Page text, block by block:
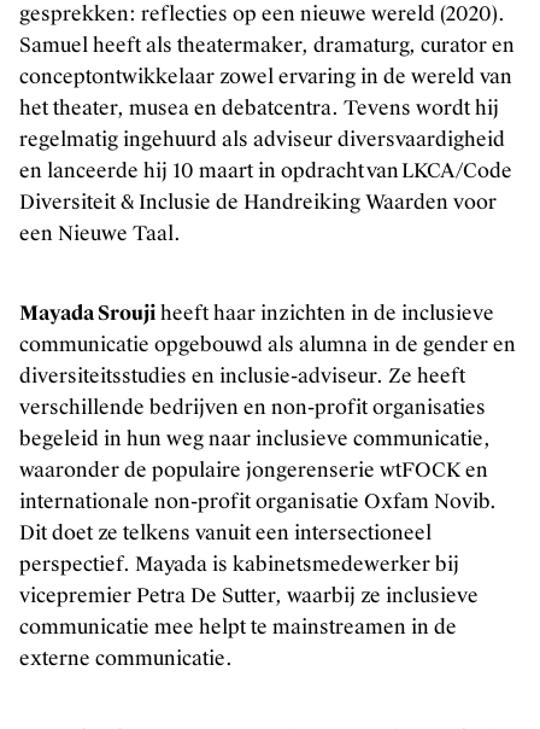
gesprekken: reflecties op een nieuwe wereld (2020).
Samuel heeft als theatermaker, dramaturg, curator en
conceptontwikkelaar zowel ervaring in de wereld van
het theater, musea en debatcentra. Tevens wordt hij
regelmatig ingehuurd als adviseur diversvaardigheid
en lanceerde hij 10 maart in opdracht van LKCA/Code
Diversiteit & Inclusie de Handreiking Waarden voor
een Nieuwe Taal.
Mayada Sroujiheeft haar inzichten in de inclusieve
communicatie opgebouwd als alumna in de gender en
diversiteitsstudies en inclusie-adviseur. Ze heeft
verschillende bedrijven en non-profit organisaties
begeleid in hun weg naar inclusieve communicatie,
waaronder de populaire jongerenserie wtFOCK en
internationale non-profit organisatie Oxfam Novib.
Dit doet ze telkens vanuit een intersectioneel
perspectief. Mayada is kabinetsmedewerker bij
vicepremier Petra De Sutter, waarbij ze inclusieve
communicatie mee helpt te mainstreamen in de
externe communicatie.